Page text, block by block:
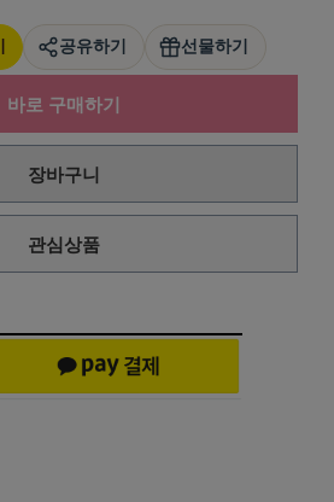
공유하기 선물하기
바로 구매하기
장바구니
관심상품